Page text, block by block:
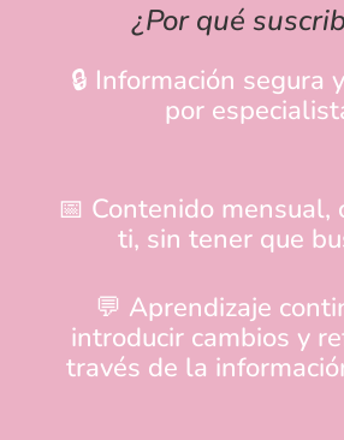
¿Por qué
🔒 Información segura
por
📅 Contenido mensual,
ti, sin tener que
💬 Aprendizaje
introducir cambios y
través de la